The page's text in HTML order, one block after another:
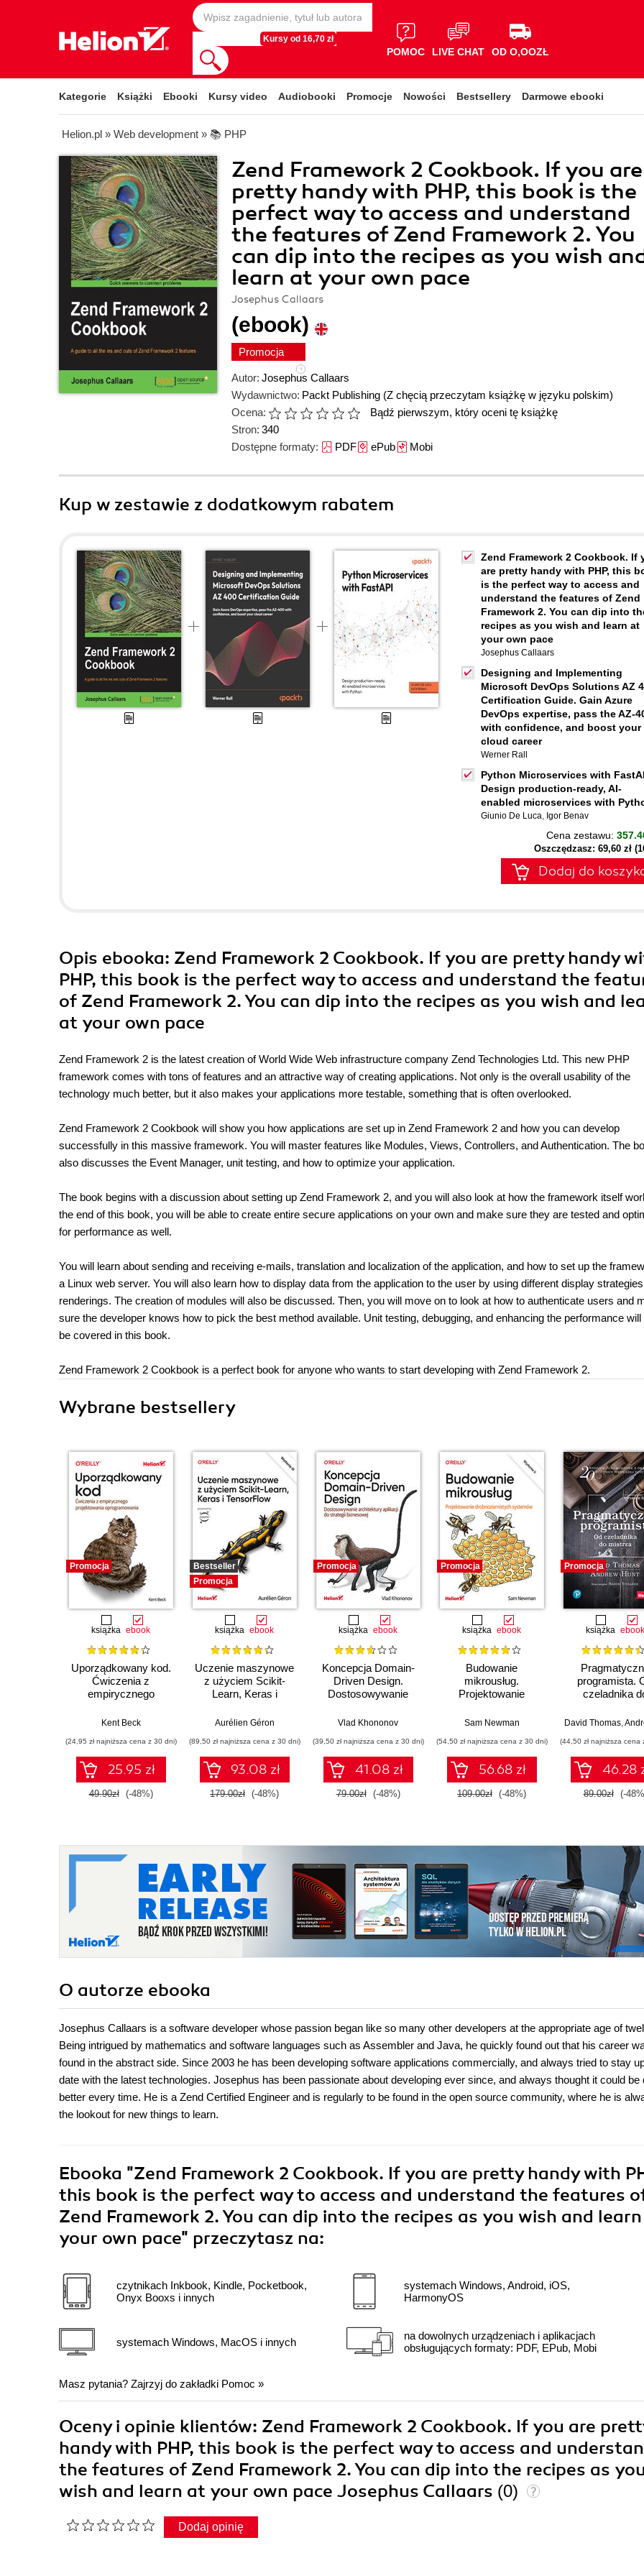
Kursy od 16,70 zł
POMOC LIVE CHAT OD O,OOZŁ
Kategorie Książki Ebooki Kursy video Audiobooki Promocje Nowości Bestsellery Darmowe ebooki
Helion.pl » Web development » 📚 PHP
Zend Framework 2 Cookbook. If you are
pretty handy with PHP, this book is the
perfect way to access and understand
the features of Zend Framework 2. You
can dip into the recipes as you wish
learn at your own pace
Josephus Callaars
(ebook)
Promocja
Autor: Josephus Callaars
Wydawnictwo: Packt Publishing (Z chęcią przeczytam książkę w języku polskim)
Ocena:
Bądź pierwszym, który oceni tę książkę
Stron: 340
Dostępne formaty: PDFePubMobi
Kup w zestawie z dodatkowym rabatem
Zend Framework 2 Cookbook. If
are pretty handy with PHP, this
is the perfect way to access and
understand the features of Zend
Framework 2. You can dip into
recipes as you wish and learn at
your own pace
Josephus Callaars
Designing and Implementing
Microsoft DevOps Solutions AZ
Certification Guide. Gain Azure
DevOps expertise, pass the AZ-
with confidence, and boost your
cloud career
Werner Rall
Python Microservices with
Design production-ready, AI-
enabled microservices with
Giunio De Luca, Igor Benav
Cena zestawu:
Oszczędzasz: 69,60 zł
Dodaj do
Opis ebooka: Zend Framework 2 Cookbook. If you are pretty handy
PHP, this book is the perfect way to access and understand the
of Zend Framework 2. You can dip into the recipes as you wish and
at your own pace
Zend Framework 2 is the latest creation of World Wide Web infrastructure company Zend Technologies Ltd. This new PHP
framework comes with tons of features and an attractive way of creating applications. Not only is the overall usability of the
technology much better, but it also makes your applications more testable, something that is often overlooked.
Zend Framework 2 Cookbook will show you how applications are set up in Zend Framework 2 and how you can develop
successfully in this massive framework. You will master features like Modules, Views, Controllers, and Authentication. The
also discusses the Event Manager, unit testing, and how to optimize your application.
The book begins with a discussion about setting up Zend Framework 2, and you will also look at how the framework itself
the end of this book, you will be able to create entire secure applications on your own and make sure they are tested and
for performance as well.
You will learn about sending and receiving e-mails, translation and localization of the application, and how to set up the
a Linux web server. You will also learn how to display data from the application to the user by using different display
renderings. The creation of modules will also be discussed. Then, you will move on to look at how to authenticate users and
sure the developer knows how to pick the best method available. Unit testing, debugging, and enhancing the performance will
be covered in this book.
Zend Framework 2 Cookbook is a perfect book for anyone who wants to start developing with Zend Framework 2.
Wybrane bestsellery
Promocja
książka ebook
Uporządkowany kod.
Ćwiczenia z
empirycznego
oprogramowania
Kent Beck
(24,95 zł najniższa cena z 30 dni)
25.95 zł
49.90zł (-48%)
Bestseller
Promocja
książka ebook
Uczenie maszynowe
z użyciem Scikit-
Learn, Keras i
III
Aurélien Géron
(89,50 zł najniższa cena z 30 dni)
93.08 zł
179.00zł (-48%)
Promocja
książka ebook
Koncepcja Domain-
Driven Design.
Dostosowywanie
do strategii
Vlad Khononov
(39,50 zł najniższa cena z 30 dni)
41.08 zł
79.00zł (-48%)
Promocja
książka ebook
Budowanie
mikrousług.
Projektowanie
systemów. Wydanie
Sam Newman
(54,50 zł najniższa cena z 30 dni)
56.68 zł
109.00zł (-48%)
Promocja
książka ebook
programista.
czeladnika
David Thomas,Andrew
(44,50 zł najniższa cena
46.28
89.00zł (-
O autorze ebooka
Josephus Callaars is a software developer whose passion began like so many other developers at the appropriate age of
Being intrigued by mathematics and software languages such as Assembler and Java, he quickly found out that his career
found in the abstract side. Since 2003 he has been developing software applications commercially, and always tried to stay
date with the latest technologies. Josephus has been passionate about developing ever since, and always thought it could be
better every time. He is a Zend Certified Engineer and is regularly to be found in the open source community, where he is
the lookout for new things to learn.
Ebooka "Zend Framework 2 Cookbook. If you are pretty handy with
this book is the perfect way to access and understand the features
Zend Framework 2. You can dip into the recipes as you wish and
your own pace" przeczytasz na:
czytnikach Inkbook, Kindle, Pocketbook,
Onyx Booxs i innych
systemach Windows, MacOS i innych
systemach Windows, Android, iOS,
HarmonyOS
na dowolnych urządzeniach i aplikacjach
obsługujących formaty: PDF, EPub, Mobi
Masz pytania? Zajrzyj do zakładki Pomoc »
Oceny i opinie klientów: Zend Framework 2 Cookbook. If you are
handy with PHP, this book is the perfect way to access and
the features of Zend Framework 2. You can dip into the recipes as
wish and learn at your own pace Josephus Callaars (0)
Dodaj opinię